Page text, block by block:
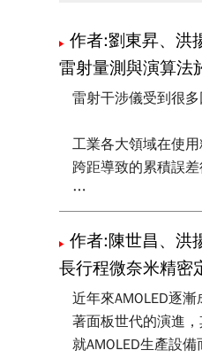
作者:劉東昇、洪
雷射量測與演算法
雷射干涉儀受到很
工業各大領域在使
跨距導致的累積誤
本文發展雙回饋量
作者:陳世昌、洪
長行程微奈米精密
近年來AMOLED逐
著面板世代的演進，
就AMOLED生產設